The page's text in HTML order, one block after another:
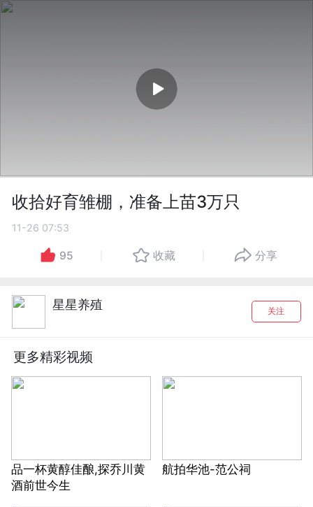
收拾好育雏棚，准备上苗3万只
11-26 07:53
95 收藏 分享
星星养殖 关注
更多精彩视频
品一杯黄醇佳酿,探乔川黄
酒前世今生
航拍华池-范公祠